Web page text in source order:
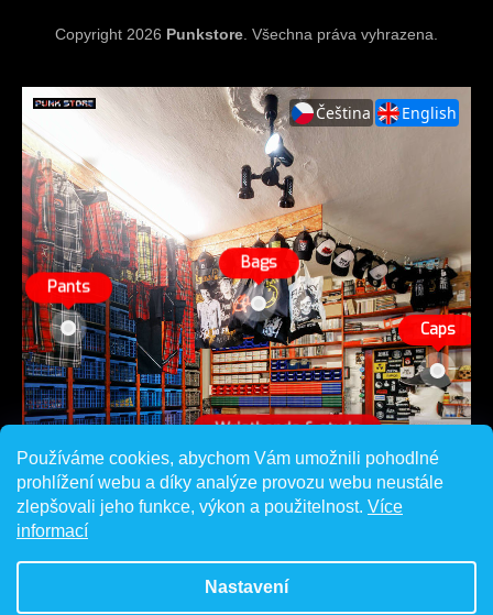
Používáme cookies, abychom Vám umožnili pohodlné
prohlížení webu a díky analýze provozu webu neustále
zlepšovali jeho funkce, výkon a použitelnost. Více
informací
Nastavení
Copyright 2026 Punkstore . Všechna práva vyhrazena.